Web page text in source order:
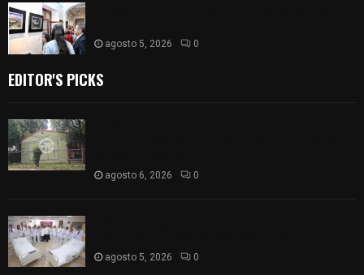
agosto 5, 2026 0
EDITOR'S PICKS
agosto 6, 2026 0
agosto 5, 2026 0